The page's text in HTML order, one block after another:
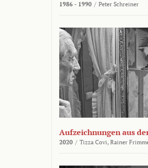
1986 - 1990 / Peter Schreiner
Aufzeichnungen aus
2020 / Tizza Covi, Rainer